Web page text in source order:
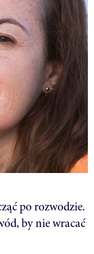
po rozwodzie.
by nie wracać